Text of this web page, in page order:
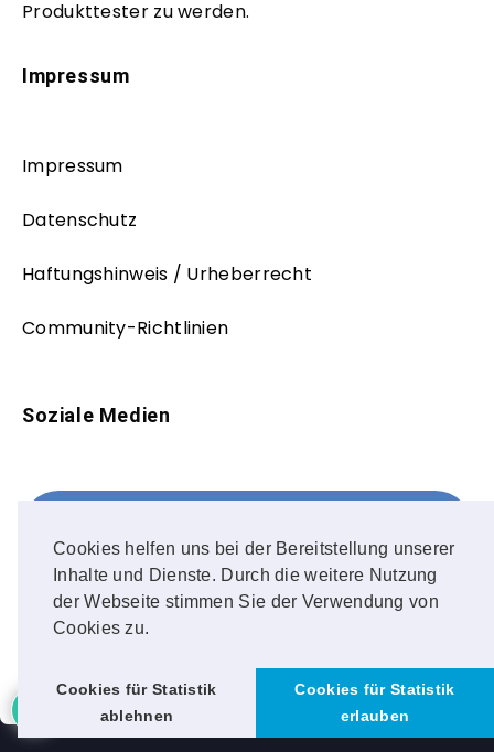
Cookies helfen uns bei der Bereitstellung unserer
Inhalte und Dienste. Durch die weitere Nutzung
der Webseite stimmen Sie der Verwendung von
Cookies zu.
Cookies für Statistik
ablehnen
Cookies für Statistik
erlauben
Produkttester zu werden.
Impressum
Impressum
Datenschutz
Haftungshinweis / Urheberrecht
Community-Richtlinien
Soziale Medien
FOLLOW ME!
Instagram
OUR PHOTOS!